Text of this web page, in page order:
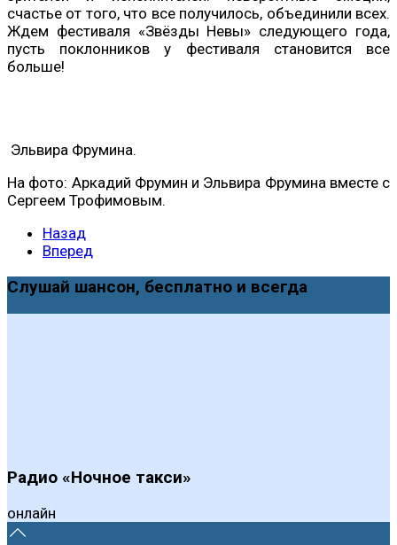
счастье от того, что все получилось, объединили всех.
Ждем фестиваля «Звёзды Невы» следующего года,
пусть поклонников у фестиваля становится все
больше!
Эльвира Фрумина.
На фото: Аркадий Фрумин и Эльвира Фрумина вместе с
Сергеем Трофимовым.
Назад
Вперед
Слушай шансон, бесплатно и всегда
Радио «Ночное такси»
онлайн